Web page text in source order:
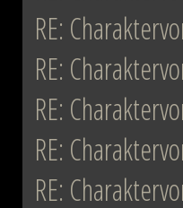
Düstere
Schlacht
nun in
fallen und
Planeten
RE:
RE:
RE:
RE:
RE: